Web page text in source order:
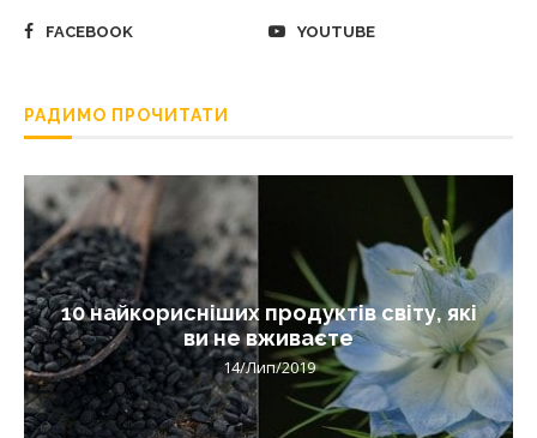
FACEBOOK YOUTUBE
РАДИМО ПРОЧИТАТИ
10 найкорисніших продуктів світу, які
ви не вживаєте
14/Лип/2019